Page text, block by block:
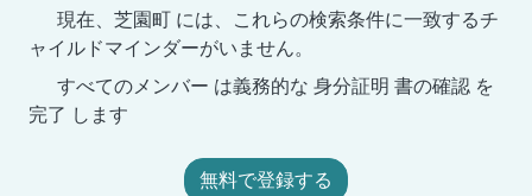
現在、芝園町 には、これらの検索条件に一致するチ
ャイルドマインダーがいません。
すべてのメンバー は義務的な 身分証明 書の確認 を
完了 します
無料で登録する